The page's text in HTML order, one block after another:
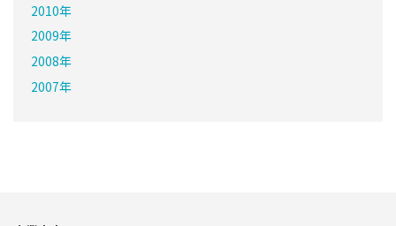
2010年
2009年
2008年
2007年